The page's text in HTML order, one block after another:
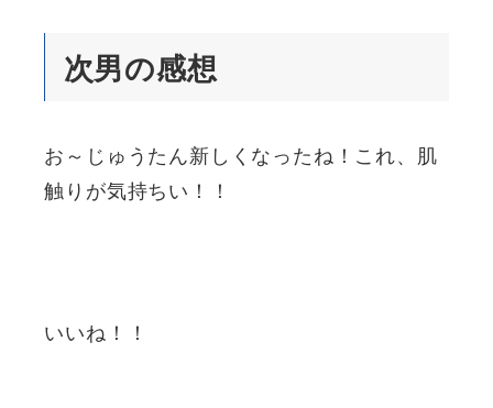
次男の感想
お～じゅうたん新しくなったね！これ、肌
触りが気持ちい！！
いいね！！